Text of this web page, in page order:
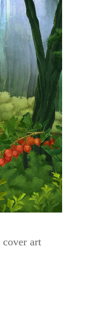
art